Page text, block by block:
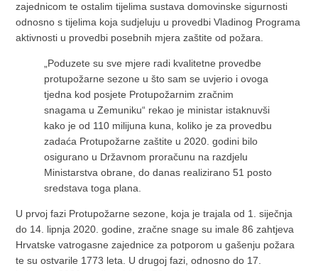
zajednicom te ostalim tijelima sustava domovinske sigurnosti
odnosno s tijelima koja sudjeluju u provedbi Vladinog Programa
aktivnosti u provedbi posebnih mjera zaštite od požara.
„Poduzete su sve mjere radi kvalitetne provedbe
protupožarne sezone u što sam se uvjerio i ovoga
tjedna kod posjete Protupožarnim zračnim
snagama u Zemuniku“ rekao je ministar istaknuvši
kako je od 110 milijuna kuna, koliko je za provedbu
zadaća Protupožarne zaštite u 2020. godini bilo
osigurano u Državnom proračunu na razdjelu
Ministarstva obrane, do danas realizirano 51 posto
sredstava toga plana.
U prvoj fazi Protupožarne sezone, koja je trajala od 1. siječnja
do 14. lipnja 2020. godine, zračne snage su imale 86 zahtjeva
Hrvatske vatrogasne zajednice za potporom u gašenju požara
te su ostvarile 1773 leta. U drugoj fazi, odnosno do 17.